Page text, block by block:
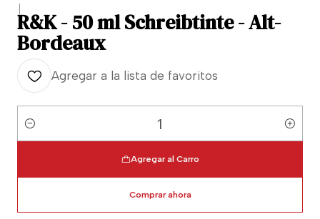
|
R&K - 50 ml Schreibtinte - Alt-
Bordeaux
Agregar a la lista de favoritos
Cantidad
Agregar al Carro
Comprar ahora